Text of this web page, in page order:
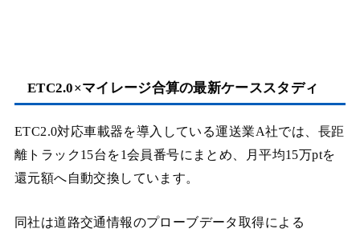
ETC2.0×マイレージ合算の最新ケーススタディ
ETC2.0対応車載器を導入している運送業A社では、⾧距
離トラック15台を1会員番号にまとめ、月平均15万ptを
還元額へ自動交換しています。
同社は道路交通情報のプローブデータ取得による